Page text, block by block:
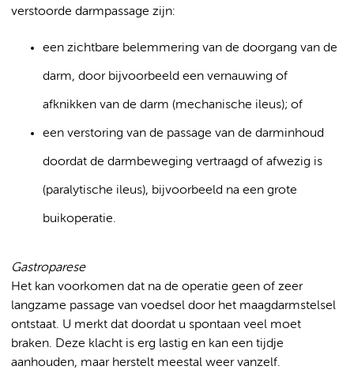
verstoorde darmpassage zijn:
een zichtbare belemmering van de doorgang van de
darm, door bijvoorbeeld een vernauwing of
afknikken van de darm (mechanische ileus); of
een verstoring van de passage van de darminhoud
doordat de darmbeweging vertraagd of afwezig is
(paralytische ileus), bijvoorbeeld na een grote
buikoperatie.
Gastroparese
Het kan voorkomen dat na de operatie geen of zeer
langzame passage van voedsel door het maagdarmstelsel
ontstaat. U merkt dat doordat u spontaan veel moet
braken. Deze klacht is erg lastig en kan een tijdje
aanhouden, maar herstelt meestal weer vanzelf.